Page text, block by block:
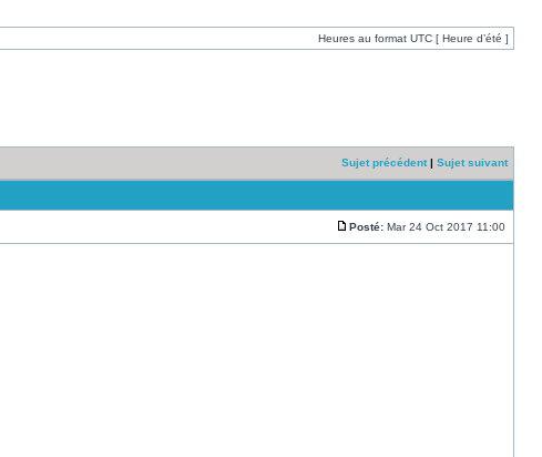
Heures au format UTC [ Heure d’été ]
Sujet précédent| Sujet suivant
Posté: Mar 24 Oct 2017 11:00